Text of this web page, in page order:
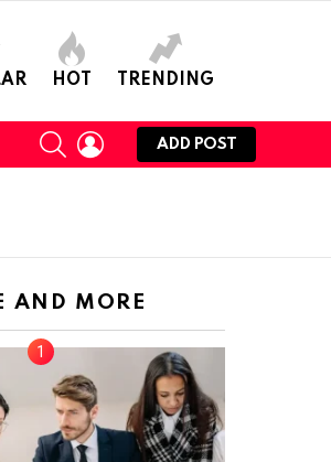
HOT TRENDING
SEARCHLOGIN
ADD POST
AND MORE